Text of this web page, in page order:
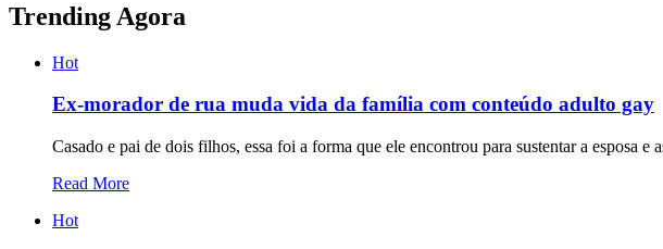
Trending Agora
Hot
Ex-morador de rua muda vida da família com conteúdo adulto gay
Casado e pai de dois filhos, essa foi a forma que ele encontrou para sustentar a esposa e
Read More
Hot